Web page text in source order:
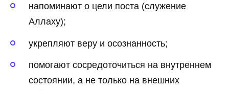
напоминают о цели поста (служение
Аллаху);
укрепляют веру и осознанность;
помогают сосредоточиться на внутреннем
состоянии, а не только на внешних